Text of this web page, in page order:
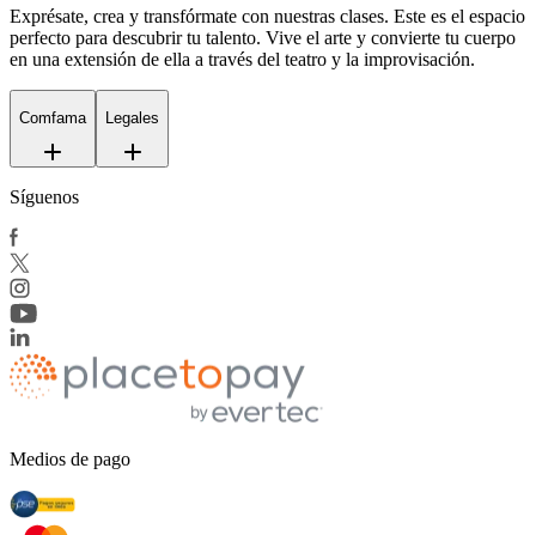
Exprésate, crea y transfórmate con nuestras clases. Este es el espacio
perfecto para descubrir tu talento. Vive el arte y convierte tu cuerpo
en una extensión de ella a través del teatro y la improvisación.
Comfama Legales
Síguenos
Medios de pago